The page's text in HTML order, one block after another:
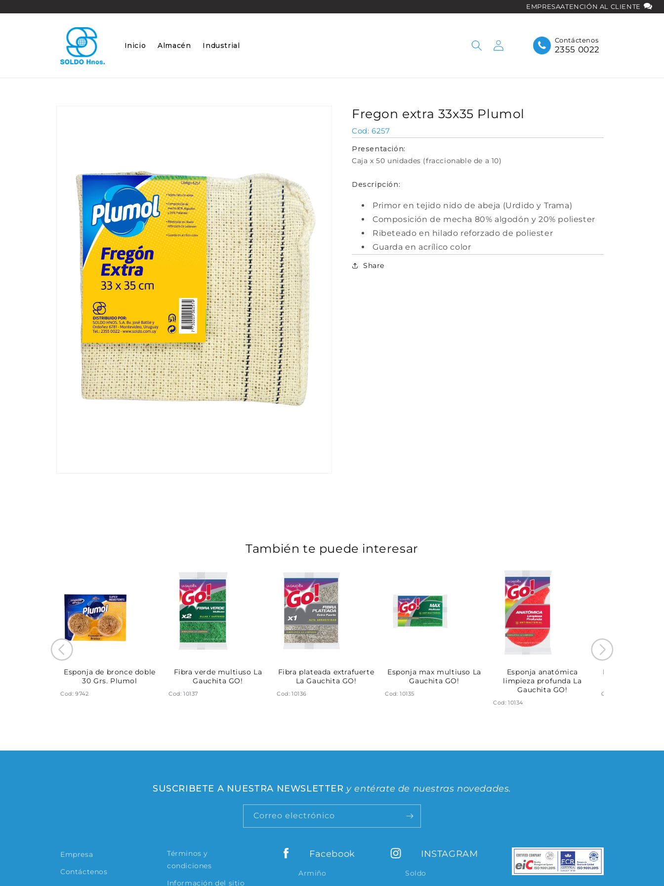
EMPRESAATENCIÓN AL CLIENTE
Inicio Almacén Industrial
Iniciar
sesión
Contáctenos
2355 0022
Fregon extra 33x35 Plumol
SKU:
6257
Presentación:
Caja x 50 unidades (fraccionable de a 10)
Descripción:
Primor en tejido nido de abeja (Urdido y Trama)
Composición de mecha 80% algodón y 20% poliester
Ribeteado en hilado reforzado de poliester
Guarda en acrílico color
Share
También te puede interesar
Esponja de bronce doble
30 Grs. Plumol
Cod: 9742
Fibra verde multiuso La
Gauchita GO!
Cod: 10137
Fibra plateada extrafuerte
La Gauchita GO!
Cod: 10136
Esponja max multiuso La
Gauchita GO!
Cod: 10135
Esponja anatómica
limpieza profunda La
Gauchita GO!
Cod: 10134
Esponja a
Cod: 10142
Empresa
Contáctenos
Términos y
condiciones
Información del sitio
Facebook
Armiño
INSTAGRAM
Soldo
SUSCRIBETE A NUESTRA NEWSLETTER y entérate de nuestras novedades.
Correo electrónico